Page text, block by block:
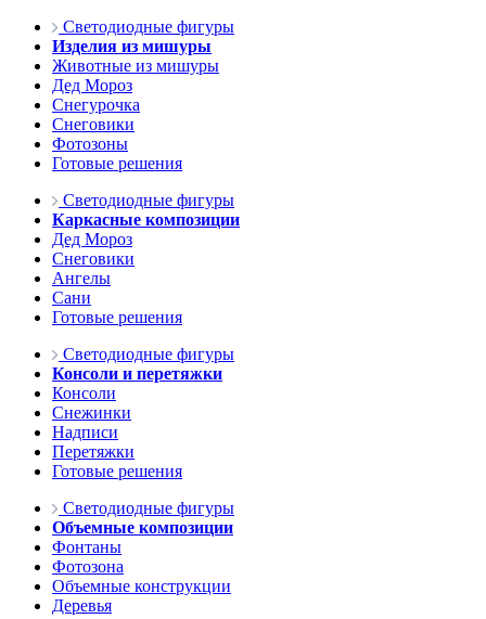
Светодиодные фигуры
Изделия из мишуры
Животные из мишуры
Дед Мороз
Снегурочка
Снеговики
Фотозоны
Готовые решения
Светодиодные фигуры
Каркасные композиции
Дед Мороз
Снеговики
Ангелы
Сани
Готовые решения
Светодиодные фигуры
Консоли и перетяжки
Консоли
Снежинки
Надписи
Перетяжки
Готовые решения
Светодиодные фигуры
Объемные композиции
Фонтаны
Фотозона
Объемные конструкции
Деревья